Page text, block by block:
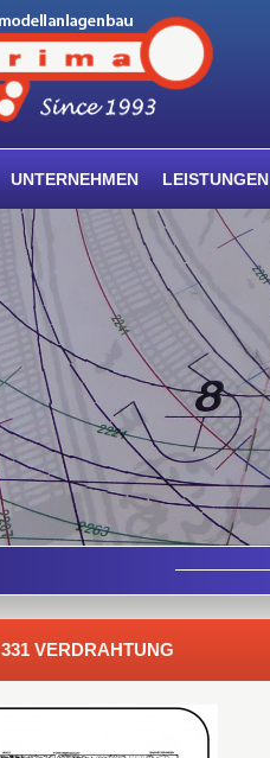
UNTERNEHMEN LEISTUNGEN
331 VERDRAHTUNG